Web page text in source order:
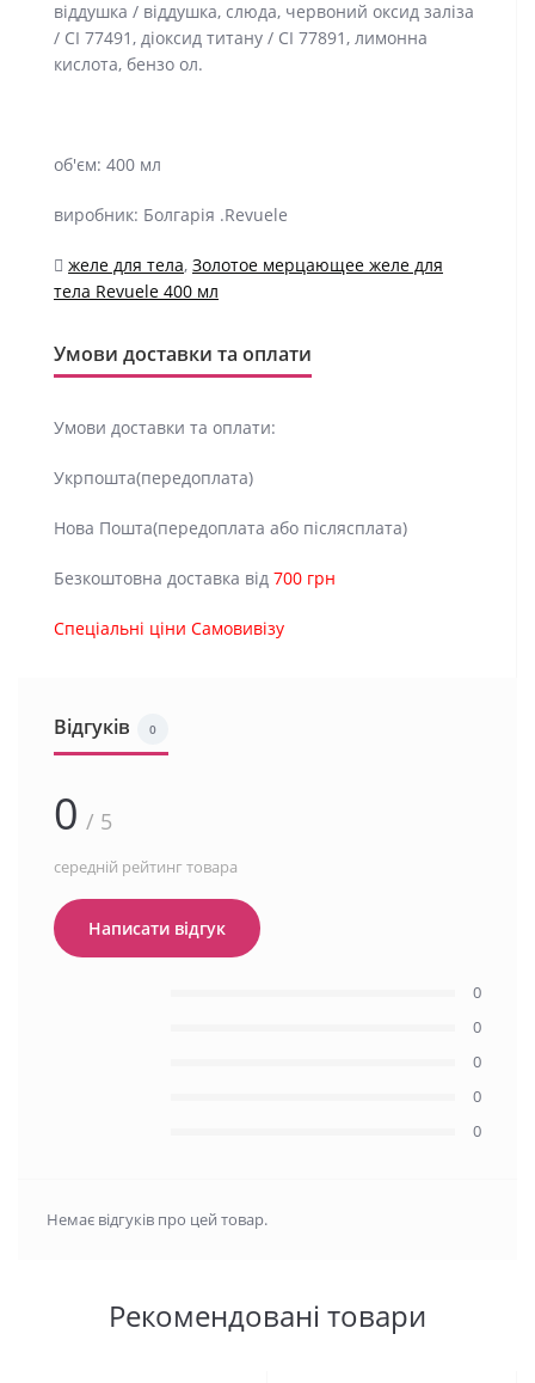
віддушка / віддушка, слюда, червоний оксид заліза
/ CI 77491, діоксид титану / CI 77891, лимонна
кислота, бензо ол.
об'єм: 400 мл
виробник: Болгарія .Revuele
желе для тела, Золотое мерцающее желе для
тела Revuele 400 мл
Умови доставки та оплати
Умови доставки та оплати:
Укрпошта(передоплата)
Нова Пошта(передоплата або післясплата)
Безкоштовна доставка від 700 грн
Спеціальні ціни Самовивізу
Відгуків 0
0 / 5
середній рейтинг товара
Написати відгук
0
0
0
0
0
Немає відгуків про цей товар.
Рекомендовані товари